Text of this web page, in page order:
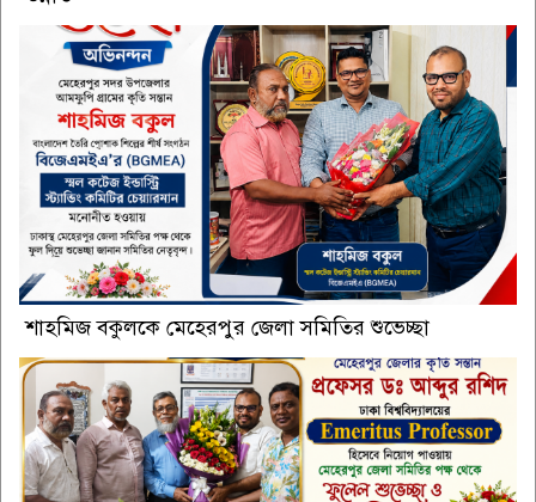
শাহমিজ বকুলকে মেহেরপুর জেলা সমিতির শুভেচ্ছা